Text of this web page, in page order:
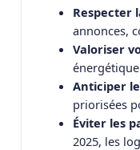
Respecter
annonces,
Valoriser
Anticiper
priorisées
Éviter les
2025, les